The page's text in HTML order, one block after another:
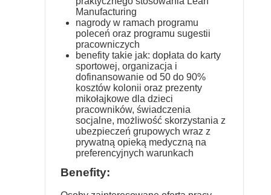
Manufacturing
nagrody w ramach programu
poleceń oraz programu sugestii
pracowniczych
benefity takie jak: dopłata do karty
sportowej, organizacja i
dofinansowanie od 50 do 90%
kosztów kolonii oraz prezenty
mikołajkowe dla dzieci
pracowników, świadczenia
socjalne, możliwość skorzystania z
ubezpieczeń grupowych wraz z
prywatną opieką medyczną na
preferencyjnych warunkach
Benefity: